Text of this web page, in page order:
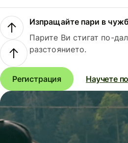
Изпращайте пари в
Парите Ви стигат по-
разстоянието.
Регистрация Научете